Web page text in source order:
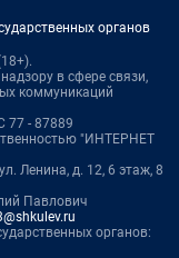
органов
в сфере связи,
коммуникаций
77 - 87889
"ИНТЕРНЕТ
Ленина, д. 12, 6 этаж, 8
Павлович
органов: